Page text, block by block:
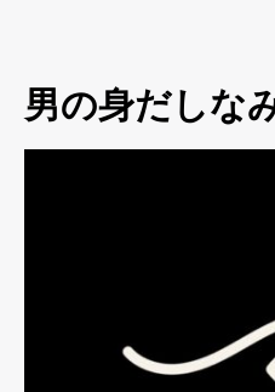
男の身だしな